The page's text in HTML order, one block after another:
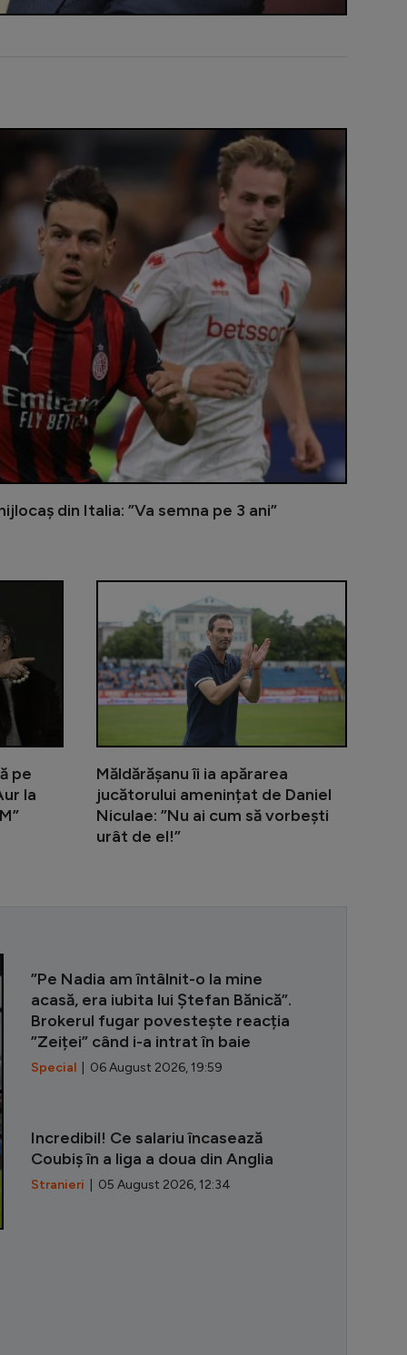
din Italia: ”Va semna pe 3 ani”
și cu MM Stoica: ”Nu poți să ai încredere în
pe
la
Măldărășanu îi ia apărarea
jucătorului amenințat de Daniel
Niculae: ”Nu ai cum să vorbești
urât de el!”
”Pe Nadia am întâlnit-o la mine
acasă, era iubita lui Ștefan Bănică”.
Brokerul fugar povestește reacția
”Zeiței” când i-a intrat în baie
Special | 06 August 2026, 19:59
Incredibil! Ce salariu încasează
Coubiș în a liga a doua din Anglia
Stranieri | 05 August 2026, 12:34